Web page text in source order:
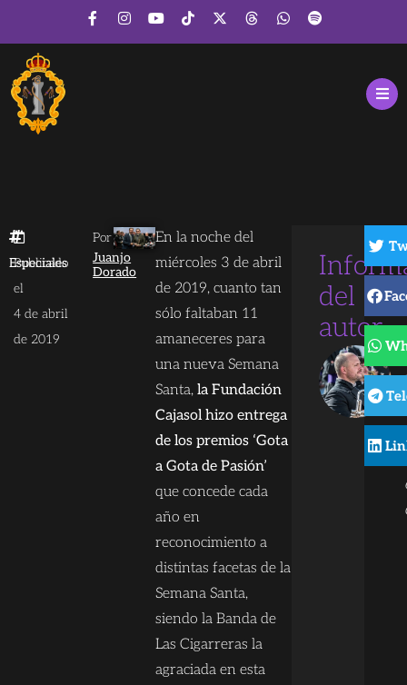
Especiales
Publicado
el
4 de abril
de 2019
Por
Juanjo
Dorado
En la noche del
miércoles 3 de abril
de 2019, cuanto tan
sólo faltaban 11
amaneceres para
una nueva Semana
Santa, la Fundación
Cajasol hizo entrega
de los premios ‘Gota
a Gota de Pasión’
que concede cada
año en
reconocimiento a
distintas facetas de la
Semana Santa,
siendo la Banda de
Las Cigarreras la
agraciada en esta
del
autor